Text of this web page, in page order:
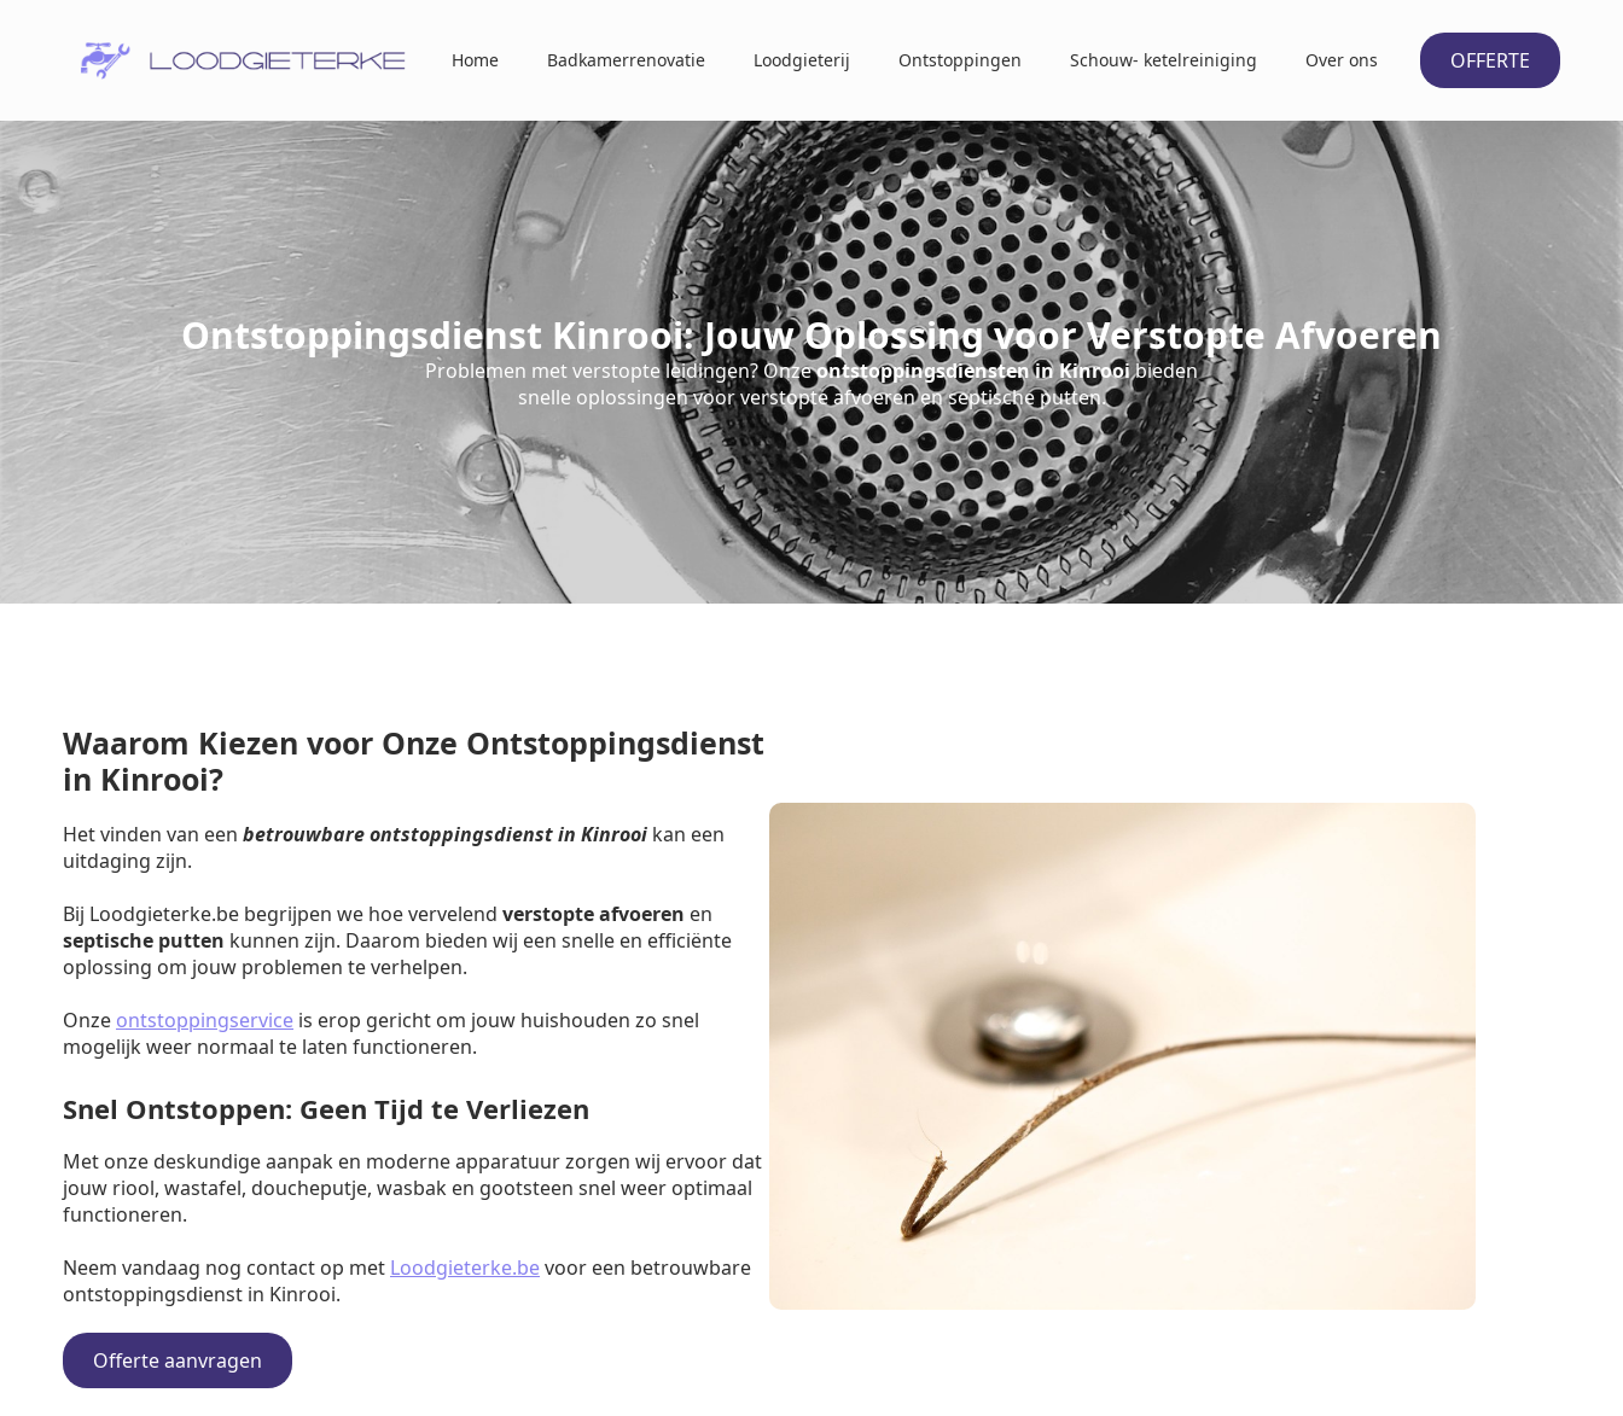
Home Badkamerrenovatie Loodgieterij Ontstoppingen Schouw- ketelreiniging Over ons OFFERTE
Ontstoppingsdienst Kinrooi: Jouw Oplossing voor Verstopte Afvoeren
Problemen met verstopte leidingen? Onzeontstoppingsdiensten in Kinrooibieden
snelle oplossingen voor verstopte afvoeren en septische putten.
Waarom Kiezen voor Onze Ontstoppingsdienst
in Kinrooi?
Het vinden van een betrouwbare ontstoppingsdienst in Kinrooi kan een
uitdaging zijn.
Bij Loodgieterke.be begrijpen we hoe vervelend verstopte afvoeren en
septische putten kunnen zijn. Daarom bieden wij een snelle en efficiënte
oplossing om jouw problemen te verhelpen.
Onze ontstoppingservice is erop gericht om jouw huishouden zo snel
mogelijk weer normaal te laten functioneren.
Snel Ontstoppen: Geen Tijd te Verliezen
Met onze deskundige aanpak en moderne apparatuur zorgen wij ervoor dat
jouw riool, wastafel, doucheputje, wasbak en gootsteen snel weer optimaal
functioneren.
Neem vandaag nog contact op met Loodgieterke.bevoor een betrouwbare
ontstoppingsdienst in Kinrooi.
Offerte aanvragen